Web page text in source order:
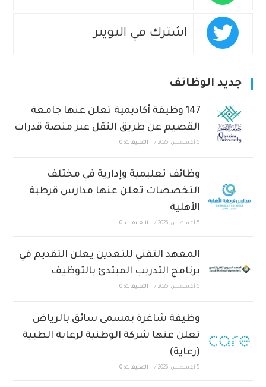
اشترك في التويتر
جديد الوظائف
147 وظيفة أكاديمية تعلن عنها جامعة
القصيم عن طريق النقل عبر منصة قدرات
5 أغسطس، 2026 / التعليقات: 0
وظائف تعليمية وإدارية في مختلف
التخصصات تعلن عنها مدارس قرطبة
الأهلية
5 أغسطس، 2026 / التعليقات: 0
المعهد التقني للتعدين يعلن التقديم في
برنامج التدريب المبتدئ بالتوظيف
5 أغسطس، 2026 / التعليقات: 0
وظيفة شاغرة بمسمى سائق بالرياض
تعلن عنها شركة الوطنية لرعاية الطبية
(رعاية)
5 أغسطس، 2026 / التعليقات: 0